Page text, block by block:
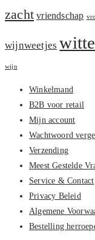
zacht vriendschap
wijnweetjes
wijn
Winkelmand
B2B voor retail
Mijn account
Wachtwoord
Verzending
Meest Gestelde
Service & Contact
Privacy Beleid
Algemene
Bestelling